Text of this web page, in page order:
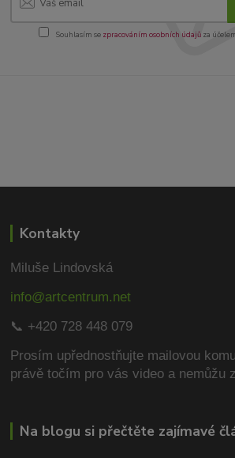
Souhlasím se zpracováním osobních údajůza
Kontakty
Miluše Lindovská
info@artcentrum.net
📞 +420 728 448 079
Prosím upřednostňujte mailovou
právě točím pro vás video a nemůžu
Na blogu si přečtěte zajímavé